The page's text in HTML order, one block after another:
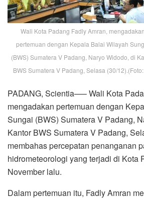
Wali Kota Padang Fadly Amran, mengadakan
pertemuan dengan Kepala Balai Wilayah
(BWS) Sumatera V Padang, Naryo Widodo, di
BWS Sumatera V Padang, Selasa (30/12).(Foto:
PADANG, Scientia—– Wali Kota
mengadakan pertemuan dengan
Sungai (BWS) Sumatera V Padang,
Kantor BWS Sumatera V Padang,
membahas percepatan penanganan
hidrometeorologi yang terjadi di Kota
November lalu.
Dalam pertemuan itu, Fadly Amran